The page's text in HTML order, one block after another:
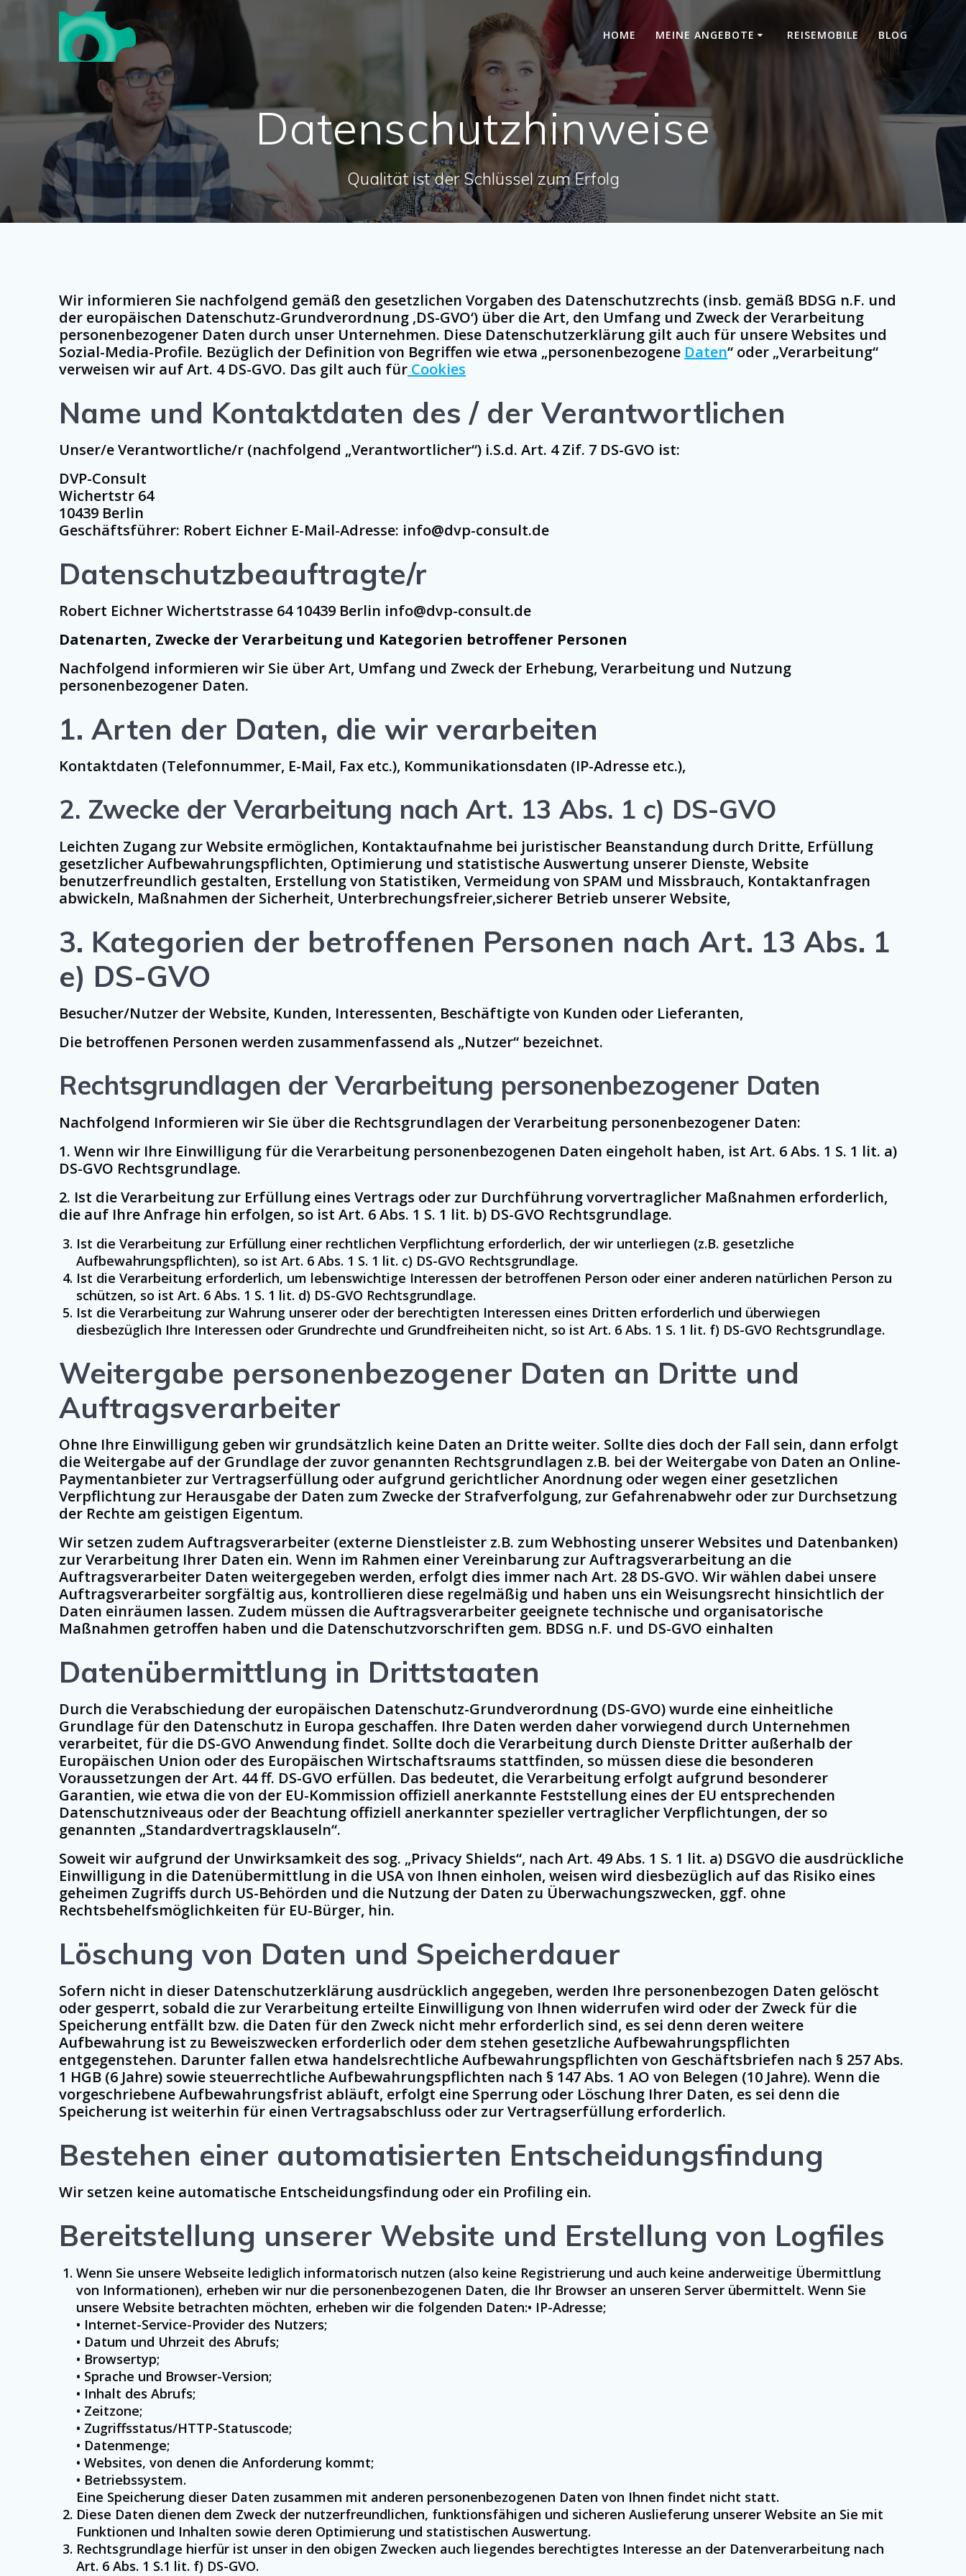
HOME MEINE ANGEBOTE REISEMOBILE BLOG
Datenschutzhinweise
Qualität ist der Schlüssel zum Erfolg
Wir informieren Sie nachfolgend gemäß den gesetzlichen Vorgaben des Datenschutzrechts (insb. gemäß BDSG n.F. und
der europäischen Datenschutz-Grundverordnung ‚DS-GVO‘) über die Art, den Umfang und Zweck der Verarbeitung
personenbezogener Daten durch unser Unternehmen. Diese Datenschutzerklärung gilt auch für unsere Websites und
Sozial-Media-Profile. Bezüglich der Definition von Begriffen wie etwa „personenbezogene Daten“ oder „Verarbeitung“
verweisen wir auf Art. 4 DS-GVO. Das gilt auch für Cookies
Name und Kontaktdaten des / der Verantwortlichen
Unser/e Verantwortliche/r (nachfolgend „Verantwortlicher“) i.S.d. Art. 4 Zif. 7 DS-GVO ist:
DVP-Consult
Wichertstr 64
10439 Berlin
Geschäftsführer: Robert Eichner E-Mail-Adresse: info@dvp-consult.de
Datenschutzbeauftragte/r
Robert Eichner Wichertstrasse 64 10439 Berlin info@dvp-consult.de
Datenarten, Zwecke der Verarbeitung und Kategorien betroffener Personen
Nachfolgend informieren wir Sie über Art, Umfang und Zweck der Erhebung, Verarbeitung und Nutzung
personenbezogener Daten.
1. Arten der Daten, die wir verarbeiten
Kontaktdaten (Telefonnummer, E-Mail, Fax etc.), Kommunikationsdaten (IP-Adresse etc.),
2. Zwecke der Verarbeitung nach Art. 13 Abs. 1 c) DS-GVO
Leichten Zugang zur Website ermöglichen, Kontaktaufnahme bei juristischer Beanstandung durch Dritte, Erfüllung
gesetzlicher Aufbewahrungspflichten, Optimierung und statistische Auswertung unserer Dienste, Website
benutzerfreundlich gestalten, Erstellung von Statistiken, Vermeidung von SPAM und Missbrauch, Kontaktanfragen
abwickeln, Maßnahmen der Sicherheit, Unterbrechungsfreier,sicherer Betrieb unserer Website,
3. Kategorien der betroffenen Personen nach Art. 13 Abs. 1
e) DS-GVO
Besucher/Nutzer der Website, Kunden, Interessenten, Beschäftigte von Kunden oder Lieferanten,
Die betroffenen Personen werden zusammenfassend als „Nutzer“ bezeichnet.
Rechtsgrundlagen der Verarbeitung personenbezogener Daten
Nachfolgend Informieren wir Sie über die Rechtsgrundlagen der Verarbeitung personenbezogener Daten:
1. Wenn wir Ihre Einwilligung für die Verarbeitung personenbezogenen Daten eingeholt haben, ist Art. 6 Abs. 1 S. 1 lit. a)
DS-GVO Rechtsgrundlage.
2. Ist die Verarbeitung zur Erfüllung eines Vertrags oder zur Durchführung vorvertraglicher Maßnahmen erforderlich,
die auf Ihre Anfrage hin erfolgen, so ist Art. 6 Abs. 1 S. 1 lit. b) DS-GVO Rechtsgrundlage.
Ist die Verarbeitung zur Erfüllung einer rechtlichen Verpflichtung erforderlich, der wir unterliegen (z.B. gesetzliche
Aufbewahrungspflichten), so ist Art. 6 Abs. 1 S. 1 lit. c) DS-GVO Rechtsgrundlage.
Ist die Verarbeitung erforderlich, um lebenswichtige Interessen der betroffenen Person oder einer anderen natürlichen Person zu
schützen, so ist Art. 6 Abs. 1 S. 1 lit. d) DS-GVO Rechtsgrundlage.
Ist die Verarbeitung zur Wahrung unserer oder der berechtigten Interessen eines Dritten erforderlich und überwiegen
diesbezüglich Ihre Interessen oder Grundrechte und Grundfreiheiten nicht, so ist Art. 6 Abs. 1 S. 1 lit. f) DS-GVO Rechtsgrundlage.
Weitergabe personenbezogener Daten an Dritte und
Auftragsverarbeiter
Ohne Ihre Einwilligung geben wir grundsätzlich keine Daten an Dritte weiter. Sollte dies doch der Fall sein, dann erfolgt
die Weitergabe auf der Grundlage der zuvor genannten Rechtsgrundlagen z.B. bei der Weitergabe von Daten an Online-
Paymentanbieter zur Vertragserfüllung oder aufgrund gerichtlicher Anordnung oder wegen einer gesetzlichen
Verpflichtung zur Herausgabe der Daten zum Zwecke der Strafverfolgung, zur Gefahrenabwehr oder zur Durchsetzung
der Rechte am geistigen Eigentum.
Wir setzen zudem Auftragsverarbeiter (externe Dienstleister z.B. zum Webhosting unserer Websites und Datenbanken)
zur Verarbeitung Ihrer Daten ein. Wenn im Rahmen einer Vereinbarung zur Auftragsverarbeitung an die
Auftragsverarbeiter Daten weitergegeben werden, erfolgt dies immer nach Art. 28 DS-GVO. Wir wählen dabei unsere
Auftragsverarbeiter sorgfältig aus, kontrollieren diese regelmäßig und haben uns ein Weisungsrecht hinsichtlich der
Daten einräumen lassen. Zudem müssen die Auftragsverarbeiter geeignete technische und organisatorische
Maßnahmen getroffen haben und die Datenschutzvorschriften gem. BDSG n.F. und DS-GVO einhalten
Datenübermittlung in Drittstaaten
Durch die Verabschiedung der europäischen Datenschutz-Grundverordnung (DS-GVO) wurde eine einheitliche
Grundlage für den Datenschutz in Europa geschaffen. Ihre Daten werden daher vorwiegend durch Unternehmen
verarbeitet, für die DS-GVO Anwendung findet. Sollte doch die Verarbeitung durch Dienste Dritter außerhalb der
Europäischen Union oder des Europäischen Wirtschaftsraums stattfinden, so müssen diese die besonderen
Voraussetzungen der Art. 44 ff. DS-GVO erfüllen. Das bedeutet, die Verarbeitung erfolgt aufgrund besonderer
Garantien, wie etwa die von der EU-Kommission offiziell anerkannte Feststellung eines der EU entsprechenden
Datenschutzniveaus oder der Beachtung offiziell anerkannter spezieller vertraglicher Verpflichtungen, der so
genannten „Standardvertragsklauseln“.
Soweit wir aufgrund der Unwirksamkeit des sog. „Privacy Shields“, nach Art. 49 Abs. 1 S. 1 lit. a) DSGVO die ausdrückliche
Einwilligung in die Datenübermittlung in die USA von Ihnen einholen, weisen wird diesbezüglich auf das Risiko eines
geheimen Zugriffs durch US-Behörden und die Nutzung der Daten zu Überwachungszwecken, ggf. ohne
Rechtsbehelfsmöglichkeiten für EU-Bürger, hin.
Löschung von Daten und Speicherdauer
Sofern nicht in dieser Datenschutzerklärung ausdrücklich angegeben, werden Ihre personenbezogen Daten gelöscht
oder gesperrt, sobald die zur Verarbeitung erteilte Einwilligung von Ihnen widerrufen wird oder der Zweck für die
Speicherung entfällt bzw. die Daten für den Zweck nicht mehr erforderlich sind, es sei denn deren weitere
Aufbewahrung ist zu Beweiszwecken erforderlich oder dem stehen gesetzliche Aufbewahrungspflichten
entgegenstehen. Darunter fallen etwa handelsrechtliche Aufbewahrungspflichten von Geschäftsbriefen nach § 257 Abs.
1 HGB (6 Jahre) sowie steuerrechtliche Aufbewahrungspflichten nach § 147 Abs. 1 AO von Belegen (10 Jahre). Wenn die
vorgeschriebene Aufbewahrungsfrist abläuft, erfolgt eine Sperrung oder Löschung Ihrer Daten, es sei denn die
Speicherung ist weiterhin für einen Vertragsabschluss oder zur Vertragserfüllung erforderlich.
Bestehen einer automatisierten Entscheidungsfindung
Wir setzen keine automatische Entscheidungsfindung oder ein Profiling ein.
Bereitstellung unserer Website und Erstellung von Logfiles
Wenn Sie unsere Webseite lediglich informatorisch nutzen (also keine Registrierung und auch keine anderweitige Übermittlung
von Informationen), erheben wir nur die personenbezogenen Daten, die Ihr Browser an unseren Server übermittelt. Wenn Sie
unsere Website betrachten möchten, erheben wir die folgenden Daten:• IP-Adresse;
• Internet-Service-Provider des Nutzers;
• Datum und Uhrzeit des Abrufs;
• Browsertyp;
• Sprache und Browser-Version;
• Inhalt des Abrufs;
• Zeitzone;
• Zugriffsstatus/HTTP-Statuscode;
• Datenmenge;
• Websites, von denen die Anforderung kommt;
• Betriebssystem.
Eine Speicherung dieser Daten zusammen mit anderen personenbezogenen Daten von Ihnen findet nicht statt.
Diese Daten dienen dem Zweck der nutzerfreundlichen, funktionsfähigen und sicheren Auslieferung unserer Website an Sie mit
Funktionen und Inhalten sowie deren Optimierung und statistischen Auswertung.
Rechtsgrundlage hierfür ist unser in den obigen Zwecken auch liegendes berechtigtes Interesse an der Datenverarbeitung nach
Art. 6 Abs. 1 S.1 lit. f) DS-GVO.